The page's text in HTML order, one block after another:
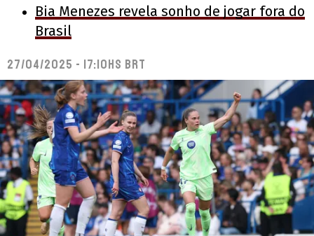
Bia Menezes revela sonho de jogar fora do
Brasil
27/04/2025 - 17:10hs BRT